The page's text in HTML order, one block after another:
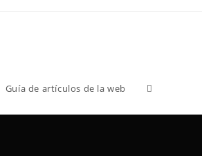
Guía de artículos de la web